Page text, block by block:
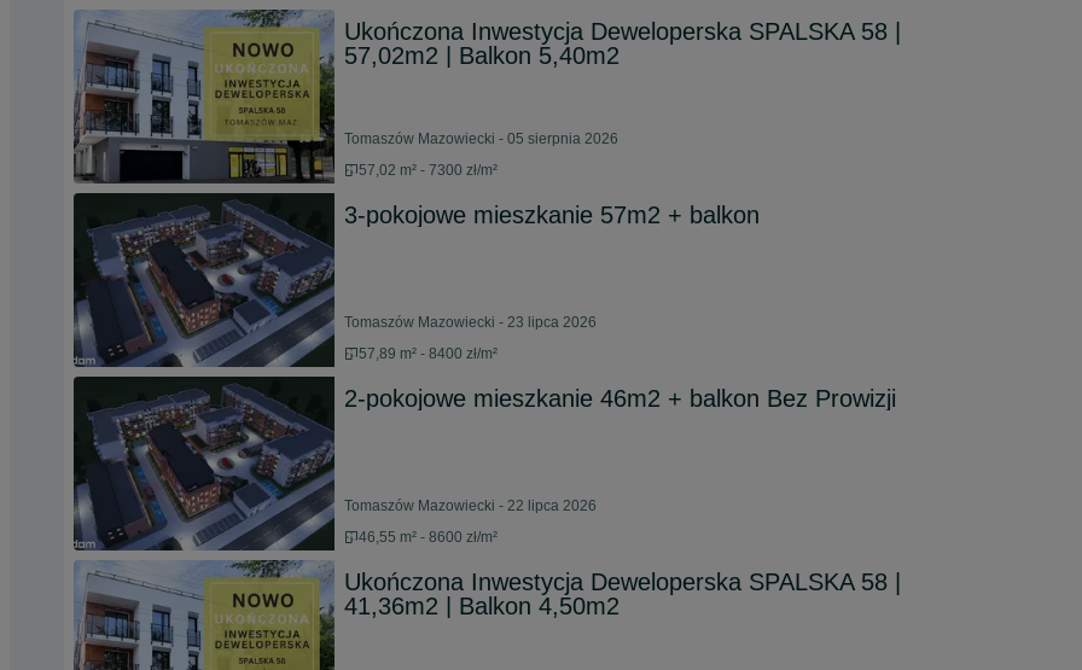
Ukończona Inwestycja Deweloperska SPALSKA 58 |
57,02m2 | Balkon 5,40m2
Tomaszów Mazowiecki - 05 sierpnia 2026
57,02 m² - 7300 zł/m²
3-pokojowe mieszkanie 57m2 + balkon
Tomaszów Mazowiecki - 23 lipca 2026
57,89 m² - 8400 zł/m²
2-pokojowe mieszkanie 46m2 + balkon Bez Prowizji
Tomaszów Mazowiecki - 22 lipca 2026
46,55 m² - 8600 zł/m²
Ukończona Inwestycja Deweloperska SPALSKA 58 |
41,36m2 | Balkon 4,50m2